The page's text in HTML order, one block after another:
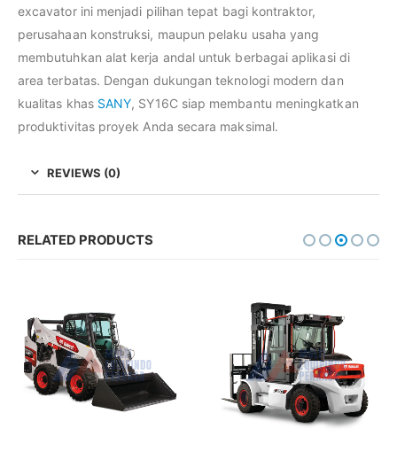
excavator ini menjadi pilihan tepat bagi kontraktor,
perusahaan konstruksi, maupun pelaku usaha yang
membutuhkan alat kerja andal untuk berbagai aplikasi di
area terbatas. Dengan dukungan teknologi modern dan
kualitas khas SANY, SY16C siap membantu meningkatkan
produktivitas proyek Anda secara maksimal.
REVIEWS (0)
RELATED PRODUCTS